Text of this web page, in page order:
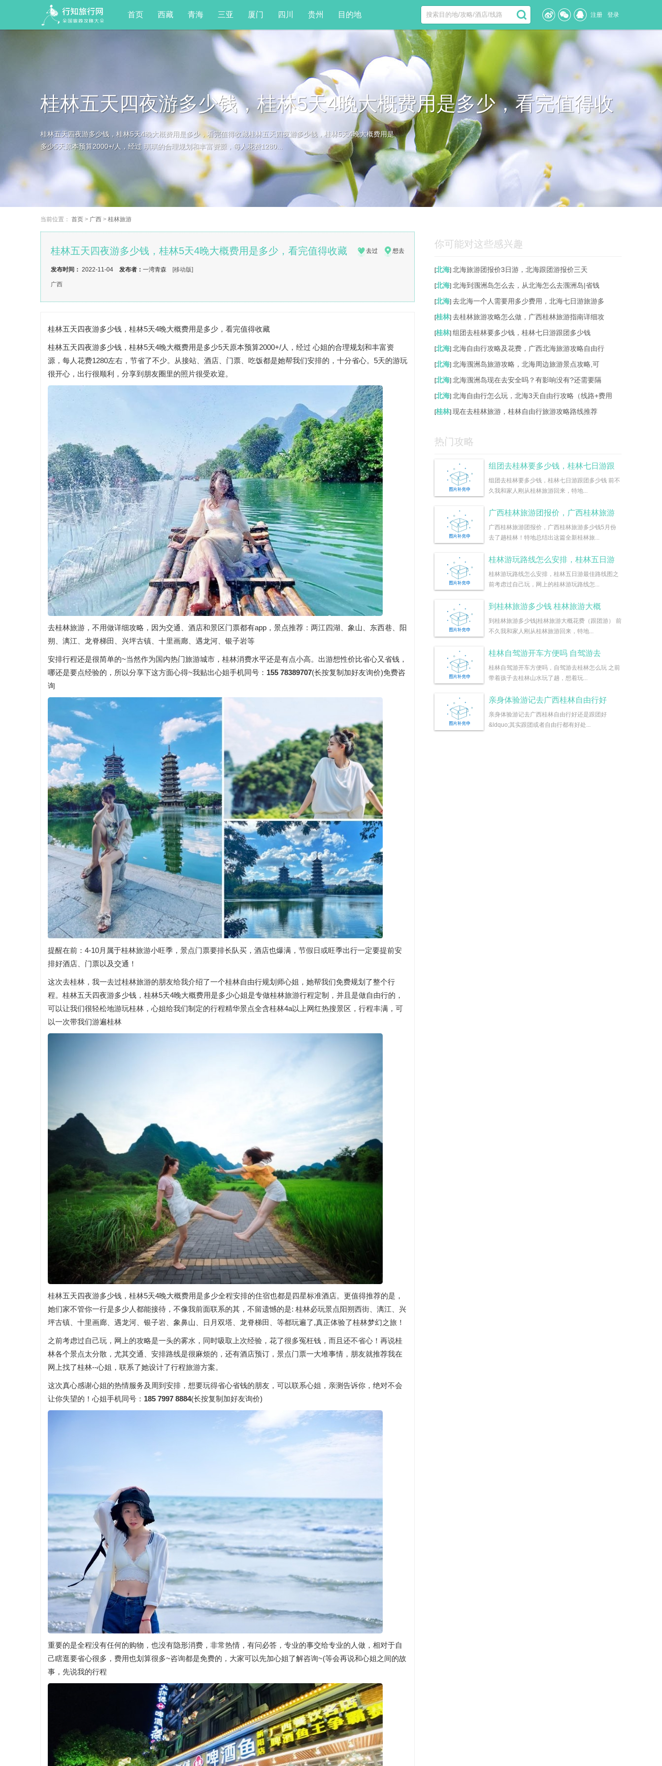
首页 西藏 青海 三亚 厦门 四川 贵州 目的地 注册 登录
桂林五天四夜游多少钱，桂林5天4晚大概费用是多少，看完值得收
藏
桂林五天四夜游多少钱，桂林5天4晚大概费用是多少，看完值得收藏桂林五天四夜游多少钱，桂林5天4晚大概费用是
多少5天原本预算2000+/人，经过 琪琪的合理规划和丰富资源，每人花费1280...
当前位置： 首页 > 广西 > 桂林旅游
桂林五天四夜游多少钱，桂林5天4晚大概费用是多少，看完值得收藏 想去
去过
发布时间： 2022-11-04 发布者： 一湾青森 [移动版]
广西
桂林五天四夜游多少钱，桂林5天4晚大概费用是多少，看完值得收藏
桂林五天四夜游多少钱，桂林5天4晚大概费用是多少5天原本预算2000+/人，经过 心姐的合理规划和丰富资
源，每人花费1280左右，节省了不少。从接站、酒店、门票、吃饭都是她帮我们安排的，十分省心。5天的游玩
很开心，出行很顺利，分享到朋友圈里的照片很受欢迎。
去桂林旅游，不用做详细攻略，因为交通、酒店和景区门票都有app，景点推荐：两江四湖、象山、东西巷、阳
朔、漓江、龙脊梯田、兴坪古镇、十里画廊、遇龙河、银子岩等
安排行程还是很简单的~当然作为国内热门旅游城市，桂林消费水平还是有点小高。出游想性价比省心又省钱，
哪还是要点经验的，所以分享下这方面心得~我贴出心姐手机同号： 155 78389707(长按复制加好友询价)免费咨
询
提醒在前：4-10月属于桂林旅游小旺季，景点门票要排长队买，酒店也爆满，节假日或旺季出行一定要提前安
排好酒店、门票以及交通！
这次去桂林，我一去过桂林旅游的朋友给我介绍了一个桂林自由行规划师心姐，她帮我们免费规划了整个行
程。桂林五天四夜游多少钱，桂林5天4晚大概费用是多少心姐是专做桂林旅游行程定制，并且是做自由行的，
可以让我们很轻松地游玩桂林，心姐给我们制定的行程精华景点全含桂林4a以上网红热搜景区，行程丰满，可
以一次带我们游遍桂林
桂林五天四夜游多少钱，桂林5天4晚大概费用是多少全程安排的住宿也都是四星标准酒店。更值得推荐的是，
她们家不管你一行是多少人都能接待，不像我前面联系的其，不留遗憾的是: 桂林必玩景点阳朔西街、漓江、兴
坪古镇、十里画廊、遇龙河、银子岩、象鼻山、日月双塔、龙脊梯田、等都玩遍了,真正体验了桂林梦幻之旅！
之前考虑过自己玩，网上的攻略是一头的雾水，同时吸取上次经验，花了很多冤枉钱，而且还不省心！再说桂
林各个景点太分散，尤其交通、安排路线是很麻烦的，还有酒店预订，景点门票一大堆事情，朋友就推荐我在
网上找了桂林--心姐，联系了她设计了行程旅游方案。
这次真心感谢心姐的热情服务及周到安排，想要玩得省心省钱的朋友，可以联系心姐，亲测告诉你，绝对不会
让你失望的！心姐手机同号： 185 7997 8884(长按复制加好友询价)
重要的是全程没有任何的购物，也没有隐形消费，非常热情，有问必答，专业的事交给专业的人做，相对于自
己瞎逛要省心很多，费用也划算很多~咨询都是免费的，大家可以先加心姐了解咨询~(等会再说和心姐之间的故
事，先说我的行程
你可能对这些感兴趣
[北海] 北海旅游团报价3日游，北海跟团游报价三天
[北海] 北海到涠洲岛怎么去，从北海怎么去涠洲岛|省钱
[北海] 去北海一个人需要用多少费用，北海七日游旅游多
[桂林] 去桂林旅游攻略怎么做，广西桂林旅游指南详细攻
[桂林] 组团去桂林要多少钱，桂林七日游跟团多少钱
[北海] 北海自由行攻略及花费，广西北海旅游攻略自由行
[北海] 北海涠洲岛旅游攻略，北海周边旅游景点攻略,可
[北海] 北海涠洲岛现在去安全吗？有影响没有?还需要隔
[北海] 北海自由行怎么玩，北海3天自由行攻略（线路+费用
[桂林] 现在去桂林旅游，桂林自由行旅游攻略路线推荐
热门攻略
组团去桂林要多少钱，桂林七日游跟
组团去桂林要多少钱，桂林七日游跟团多少钱 前不
久我和家人刚从桂林旅游回来，特地...
广西桂林旅游团报价，广西桂林旅游
广西桂林旅游团报价，广西桂林旅游多少钱5月份
去了趟桂林！特地总结出这篇全新桂林旅...
桂林游玩路线怎么安排，桂林五日游
桂林游玩路线怎么安排，桂林五日游最佳路线图之
前考虑过自己玩，网上的桂林游玩路线怎...
到桂林旅游多少钱 桂林旅游大概
到桂林旅游多少钱|桂林旅游大概花费（跟团游） 前
不久我和家人刚从桂林旅游回来，特地...
桂林自驾游开车方便吗 自驾游去
桂林自驾游开车方便吗，自驾游去桂林怎么玩 之前
带着孩子去桂林山水玩了趟，想着玩...
亲身体验游记去广西桂林自由行好
亲身体验游记去广西桂林自由行好还是跟团好
&ldquo;其实跟团或者自由行都有好处...